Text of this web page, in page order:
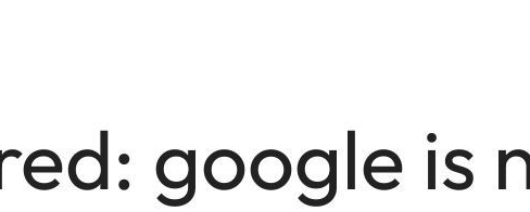
google is